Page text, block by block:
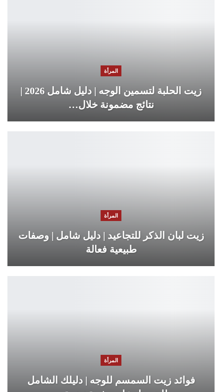
المرأة
زيت الحلبة لتسمين الوجه | دليل شامل 2026 |
نتائج مضمونة خلال…
المرأة
زيت لبان الذكر للتجاعيد | دليل شامل | وصفات
طبيعية فعالة
المرأة
فوائد زيت السمسم للوجه | دليلك الشامل